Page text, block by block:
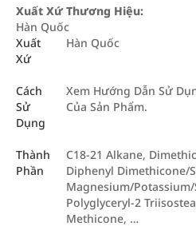
Xuất Xứ Thương Hiệu:
Hàn Quốc
Xuất
Xứ
Hàn Quốc
Cách
Sử
Dụng
Xem Hướng Dẫn Sử
Của Sản Phẩm.
Thành
Phần
C18-21 Alkane,
Diphenyl Dimethicone/
Magnesium/
Polyglyceryl-2
Methicone, …